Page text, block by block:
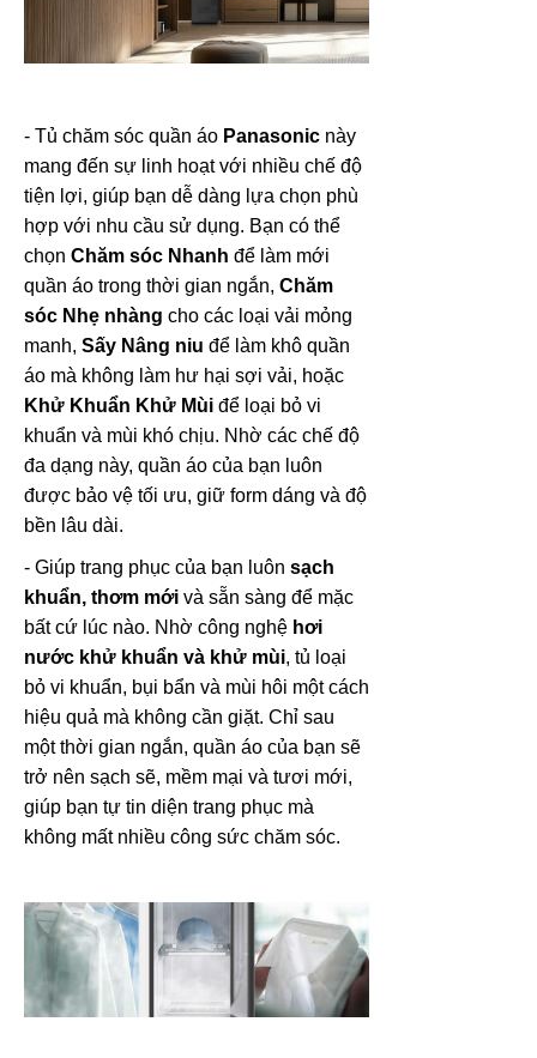
- Tủ chăm sóc quần áo Panasonic này
mang đến sự linh hoạt với nhiều chế độ
tiện lợi, giúp bạn dễ dàng lựa chọn phù
hợp với nhu cầu sử dụng. Bạn có thể
chọn Chăm sóc Nhanh để làm mới
quần áo trong thời gian ngắn, Chăm
sóc Nhẹ nhàng cho các loại vải mỏng
manh, Sấy Nâng niu để làm khô quần
áo mà không làm hư hại sợi vải, hoặc
Khử Khuẩn Khử Mùi để loại bỏ vi
khuẩn và mùi khó chịu. Nhờ các chế độ
đa dạng này, quần áo của bạn luôn
được bảo vệ tối ưu, giữ form dáng và độ
bền lâu dài.
- Giúp trang phục của bạn luôn sạch
khuẩn, thơm mới và sẵn sàng để mặc
bất cứ lúc nào. Nhờ công nghệ hơi
nước khử khuẩn và khử mùi, tủ loại
bỏ vi khuẩn, bụi bẩn và mùi hôi một cách
hiệu quả mà không cần giặt. Chỉ sau
một thời gian ngắn, quần áo của bạn sẽ
trở nên sạch sẽ, mềm mại và tươi mới,
giúp bạn tự tin diện trang phục mà
không mất nhiều công sức chăm sóc.